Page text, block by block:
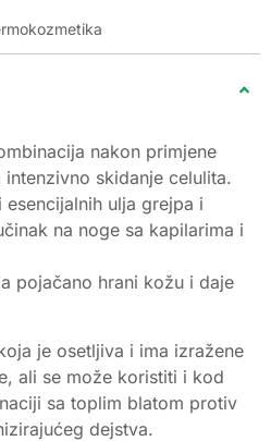
nakon primjene
skidanje celulita.
ulja grejpa i
na noge sa kapilarima i
pojačano hrani kožu i daje
je osetljiva i ima izražene
ali se može koristiti i kod
sa toplim blatom protiv
dejstva.